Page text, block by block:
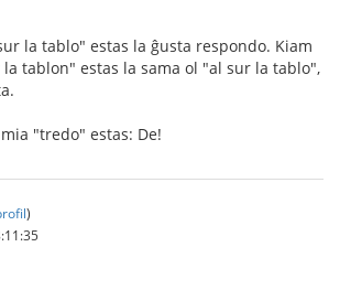
la tablo" estas la ĝusta respondo. Kiam
tablon" estas la sama ol "al sur la tablo",
"tredo" estas: De!
)